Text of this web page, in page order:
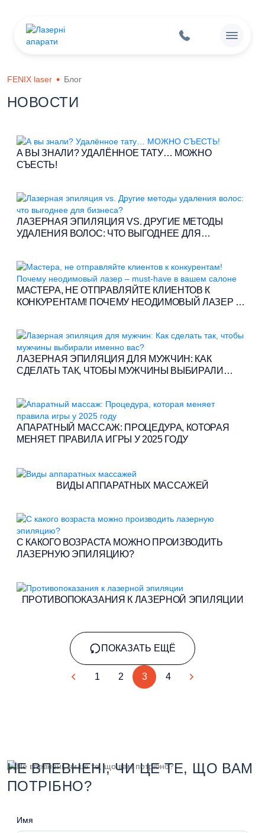
FENIX laser Блог
НОВОСТИ
А ВЫ ЗНАЛИ? УДАЛЁННОЕ ТАТУ… МОЖНО
СЪЕСТЬ!
ЛАЗЕРНАЯ ЭПИЛЯЦИЯ VS. ДРУГИЕ МЕТОДЫ
УДАЛЕНИЯ ВОЛОС: ЧТО ВЫГОДНЕЕ ДЛЯ
МАСТЕРА, НЕ ОТПРАВЛЯЙТЕ КЛИЕНТОВ К
КОНКУРЕНТАМ! ПОЧЕМУ НЕОДИМОВЫЙ ЛАЗЕР –
ЛАЗЕРНАЯ ЭПИЛЯЦИЯ ДЛЯ МУЖЧИН: КАК
СДЕЛАТЬ ТАК, ЧТОБЫ МУЖЧИНЫ ВЫБИРАЛИ
АПАРАТНЫЙ МАССАЖ: ПРОЦЕДУРА, КОТОРАЯ
МЕНЯЕТ ПРАВИЛА ИГРЫ У 2025 ГОДУ
ВИДЫ АППАРАТНЫХ МАССАЖЕЙ
С КАКОГО ВОЗРАСТА МОЖНО ПРОИЗВОДИТЬ
ЛАЗЕРНУЮ ЭПИЛЯЦИЮ?
ПРОТИВОПОКАЗАНИЯ К ЛАЗЕРНОЙ ЭПИЛЯЦИИ
ПОКАЗАТЬ ЕЩЁ
1 2 3 4
НЕ ВПЕВНЕНІ, ЧИ ЦЕ ТЕ, ЩО ВАМ
ПОТРІБНО?
Имя